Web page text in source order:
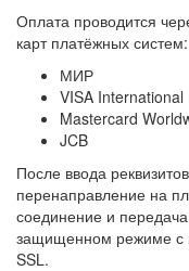
Оплата проводится
карт платёжных систем:
МИР
VISA International
Mastercard
JCB
После ввода
перенаправление на
соединение и
защищенном режиме с
SSL.